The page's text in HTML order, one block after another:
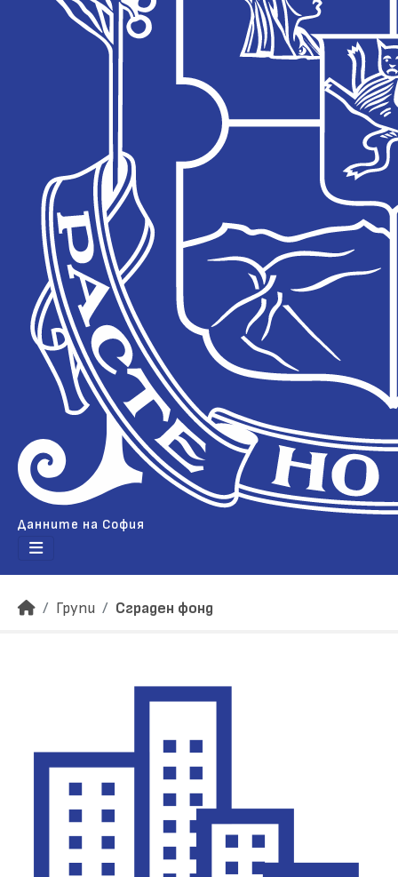
Данните на София
Групи Сграден фонд